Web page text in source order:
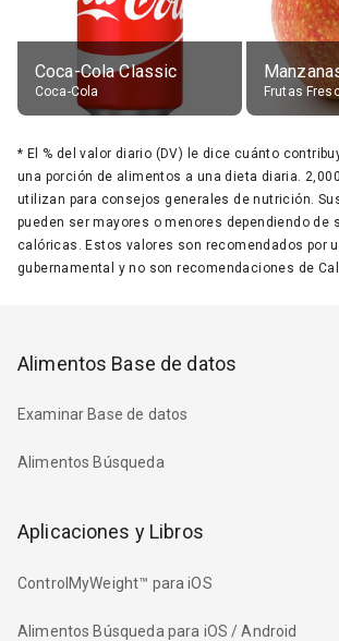
Coca-Cola Classic
Coca-Cola Frutas
* El % del valor diario (DV) le dice cuánto
una porción de alimentos a una dieta diaria.
utilizan para consejos generales de nutrición.
pueden ser mayores o menores dependiendo de
calóricas. Estos valores son recomendados por
gubernamental y no son recomendaciones de
Alimentos Base de datos
Examinar Base de datos
Alimentos Búsqueda
Aplicaciones y Libros
ControlMyWeight™ para iOS
Alimentos Búsqueda para iOS / Android